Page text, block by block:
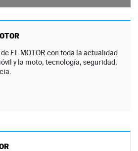
EL MOTOR con toda la actualidad
y la moto, tecnología, seguridad,